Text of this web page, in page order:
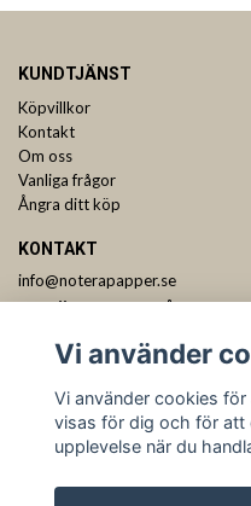
KUNDTJÄNST
Köpvillkor
Kontakt
Om oss
Vanliga frågor
Ångra ditt köp
KONTAKT
info@noterapapper.se
Vi använder
Vi använder cookies
visas för dig och för att
upplevelse när du